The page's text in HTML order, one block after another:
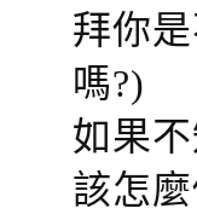
拜你
嗎?)
如果
該怎